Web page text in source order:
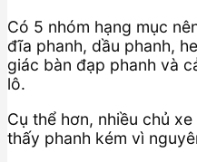
Có 5 nhóm hạng mục
đĩa phanh, dầu phanh,
giác bàn đạp phanh và
lô.
Cụ thể hơn, nhiều chủ
thấy phanh kém vì